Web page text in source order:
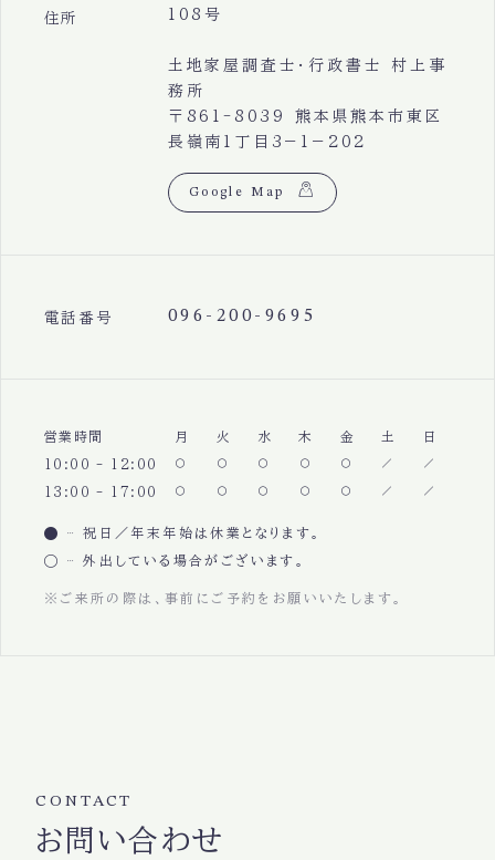
住所
108号
土地家屋調査士・行政書士 村上事
務所
〒861-8039 熊本県熊本市東区
長嶺南1丁目3−1−202
Google Map
電話番号 096-200-9695
営業時間 月 火 水 木 金 土 日
10:00 - 12:00
13:00 - 17:00
祝日／年末年始は休業となります。
外出している場合がございます。
※ご来所の際は、事前にご予約をお願いいたします。
CONTACT
お問い合わせ